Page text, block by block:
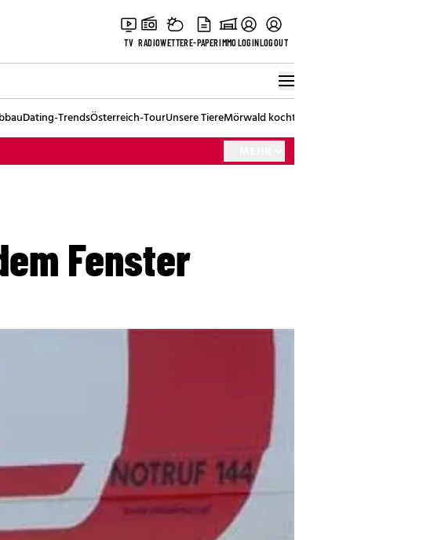
TV RADIOWETTERE-PAPERIMMOLOGINLOGOUT
Dating-TrendsÖsterreich-TourUnsere TiereMörwald kocht
Fenster